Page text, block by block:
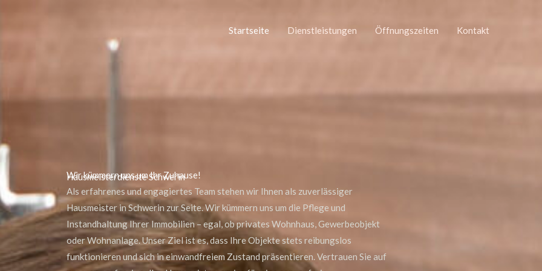
Startseite Dienstleistungen Öffnungszeiten Kontakt
Wir kümmern uns um Ihr Zuhause!
Hausmeisterdienste Schwerin
Als erfahrenes und engagiertes Team stehen wir Ihnen als zuverlässiger
Hausmeister in Schwerin zur Seite. Wir kümmern uns um die Pflege und
Instandhaltung Ihrer Immobilien – egal, ob privates Wohnhaus, Gewerbeobjekt
oder Wohnanlage. Unser Ziel ist es, dass Ihre Objekte stets reibungslos
funktionieren und sich in einwandfreiem Zustand präsentieren. Vertrauen Sie auf